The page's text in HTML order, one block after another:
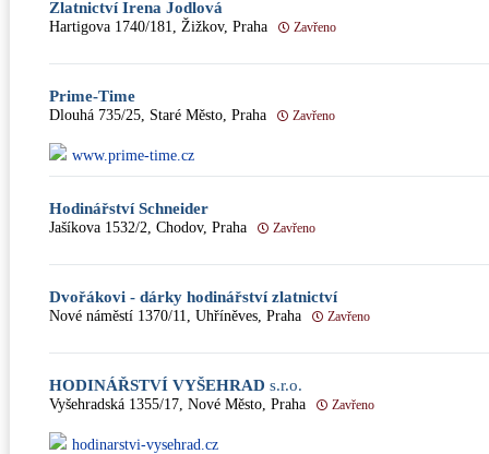
Zlatnictví Irena Jodlová
Hartigova 1740/181, Žižkov, Praha Zavřeno
Prime-Time
Dlouhá 735/25, Staré Město, Praha Zavřeno
www.prime-time.cz
Hodinářství Schneider
Jašíkova 1532/2, Chodov, Praha Zavřeno
Dvořákovi - dárky hodinářství zlatnictví
Nové náměstí 1370/11, Uhříněves, Praha Zavřeno
HODINÁŘSTVÍ VYŠEHRAD s.r.o.
Vyšehradská 1355/17, Nové Město, Praha Zavřeno
hodinarstvi-vysehrad.cz